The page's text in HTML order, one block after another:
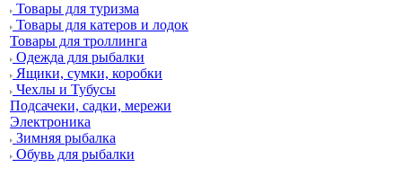
Товары для туризма
Товары для катеров и лодок
Товары для троллинга
Одежда для рыбалки
Ящики, сумки, коробки
Чехлы и Тубусы
Подсачеки, садки, мережи
Электроника
Зимняя рыбалка
Обувь для рыбалки